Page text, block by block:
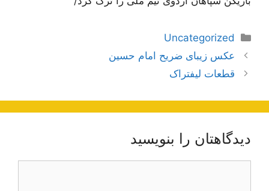
دسته‌ها
Uncategorized
ناوبری
نوشته‌ها
عکس زیبای ضریح امام حسین
قطعات لیفتراک
دیدگاهتان را بنویسید